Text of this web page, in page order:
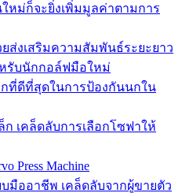
หม่ก็จะยิ่งเพิ่มมูลค่าตามการ
ส่งเสริมความสัมพันธ์ระยะยาว
รับนักกอล์ฟมือใหม่
ที่ดีที่สุดในการป้องกันนกใน
เคล็ดลับการเลือกโซฟาให้
Press Machine
มืออาชีพ เคล็ดลับจากผู้ขายตัว